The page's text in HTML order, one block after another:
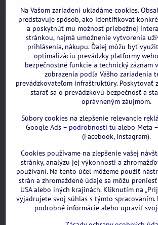
IBAN: SK3111000000002942143418
Nie sme platcami DPH
Všetky uvedené ceny sú vrátane DPH.
Na Vašom zariadení ukladáme cookies.
predstavuje spôsob, ako identifikovať
a poskytnúť mu možnosť priebežnej
stránkou, najmä umožnenie vytvorenia
prihlásenia, nákupu. Ďalej môžu byť
optimalizáciu prevádzky platformy
bezpečnostné funkcie a technický záznam
zobrazenia podľa Vášho zariadenia
prevádzkovateľom infraštruktúry. Poskytovať
starať sa o prevádzkovú bezpečnosť a
oprávneným záujmom.
Súbory cookies na zlepšenie relevancie
Google Ads – podrobnosti tu alebo Meta –
(Facebook, Instagram).
Cookies používame na zlepšenie vašej
stránky, analýzu jej výkonnosti a
používaní. Na tento účel môžeme použiť
strán a zhromaždené údaje sa môžu
USA alebo iných krajinách. Kliknutím na
vyjadrujete svoj súhlas s týmto spracovaním.
podrobné informácie alebo upraviť